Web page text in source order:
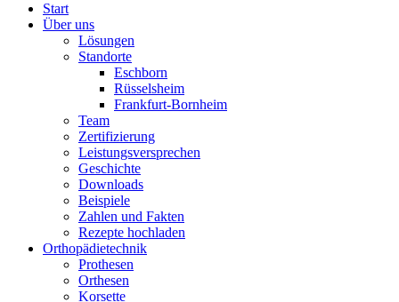
Start
Über uns
Lösungen
Standorte
Eschborn
Rüsselsheim
Frankfurt-Bornheim
Team
Zertifizierung
Leistungsversprechen
Geschichte
Downloads
Beispiele
Zahlen und Fakten
Rezepte hochladen
Orthopädietechnik
Prothesen
Orthesen
Korsette